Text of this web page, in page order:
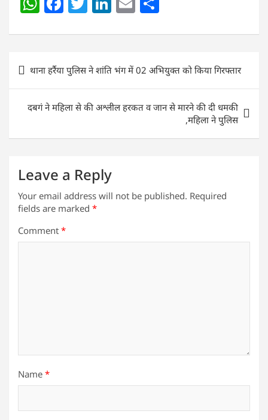
at
s
A
p
p
c
e
b
o
o
k
itt
er
k
e
dI
n
ai
l
ar
e
Post
navigation
थाना हर्रैया पुलिस ने शांति भंग में 02 अभियुक्त को किया गिरफ्तार
दबगं ने महिला से की अश्लील हरकत व जान से मारने की दी धमकी
,महिला ने पुलिस
Leave a Reply
Your email address will not be published. Required
fields are marked *
Comment *
Name *